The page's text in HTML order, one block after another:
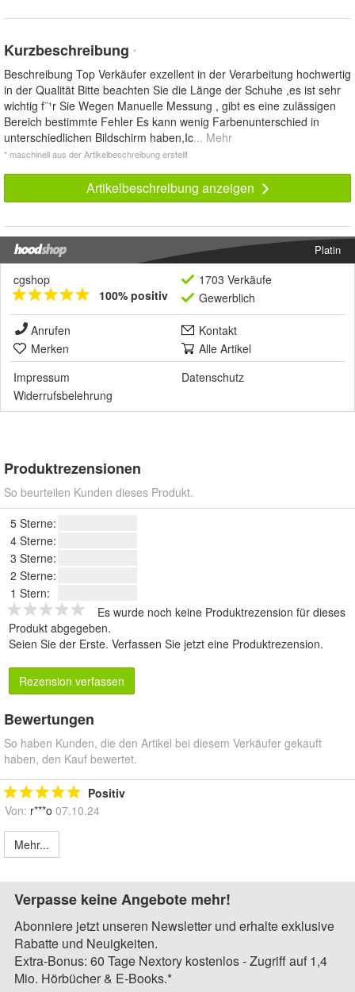
Kurzbeschreibung *
Beschreibung Top Verkäufer exzellent in der Verarbeitung hochwertig
in der Qualität Bitte beachten Sie die Länge der Schuhe ,es ist sehr
wichtig f¨¹r Sie Wegen Manuelle Messung , gibt es eine zulässigen
Bereich bestimmte Fehler Es kann wenig Farbenunterschied in
unterschiedlichen Bildschirm haben,Ic... Mehr
* maschinell aus der Artikelbeschreibung erstellt
Artikelbeschreibung anzeigen
Platin
cgshop
100% positiv
1703 Verkäufe
Gewerblich
Anrufen
Kontakt
Merken
Alle Artikel
Impressum
Datenschutz
Widerrufsbelehrung
Produktrezensionen
So beurteilen Kunden dieses Produkt.
5 Sterne:
4 Sterne:
3 Sterne:
2 Sterne:
1 Stern:
Es wurde noch keine Produktrezension für dieses
Produkt abgegeben.
Seien Sie der Erste. Verfassen Sie jetzt eine Produktrezension.
Rezension verfassen
Bewertungen
So haben Kunden, die den Artikel bei diesem Verkäufer gekauft
haben, den Kauf bewertet.
Positiv
Von: r***o 07.10.24
Mehr...
Verpasse keine Angebote mehr!
Abonniere jetzt unseren Newsletter und erhalte exklusive
Rabatte und Neuigkeiten.
Extra-Bonus: 60 Tage Nextory kostenlos - Zugriff auf 1,4
Mio. Hörbücher & E-Books.*